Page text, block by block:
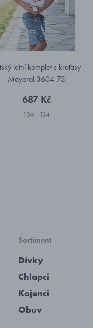
letní komplet s kraťasy
Mayoral 3604-73
687 Kč
104 134
Sortiment
Dívky
Chlapci
Kojenci
Obuv